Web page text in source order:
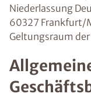
Niederlassung
60327 Frankfurt/
Geltungsraum